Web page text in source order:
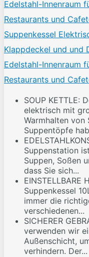
Suppenkessel
Klappdeckel und und
Edelstahl-Innenraum
Restaurants und
SOUP KETTLE:
elektrisch mit
Warmhalten von
Suppentöpfe
Suppenstation
Suppen, Soßen
dass Sie sich...
EINSTELLBARE
Suppenkessel
immer die
verschiedenen...
SICHERER
verwenden wir
Außenschicht,
verhindern. Der...